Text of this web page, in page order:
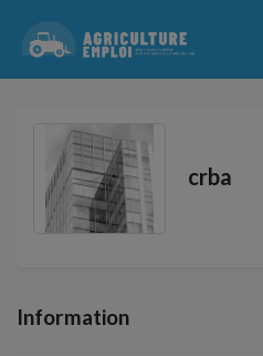
crba
Information